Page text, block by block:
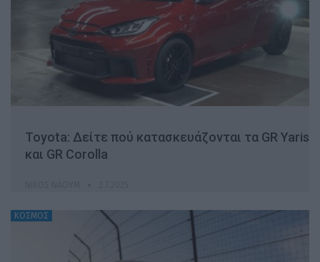
Toyota: Δείτε πού κατασκευάζονται τα GR Yaris
και GR Corolla
ΚΟΣΜΟΣ